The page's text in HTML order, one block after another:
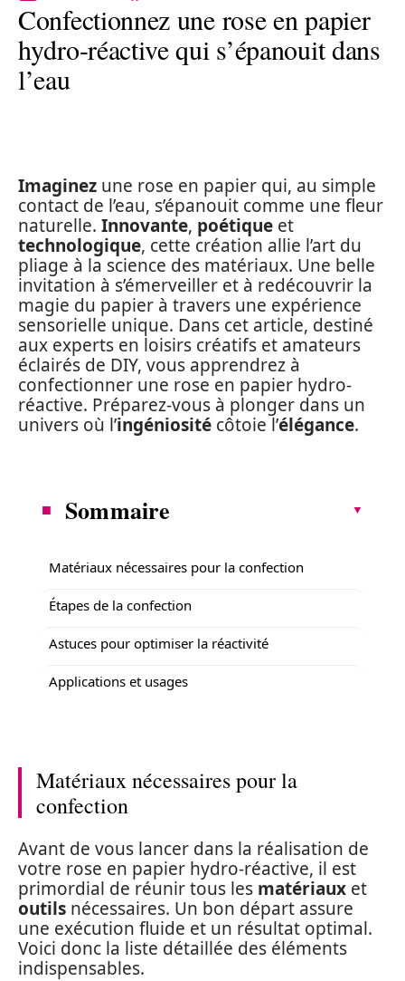
Confectionnez une rose en papier
hydro-réactive qui s’épanouit dans
l’eau
Imaginez une rose en papier qui, au simple
contact de l’eau, s’épanouit comme une fleur
naturelle. Innovante, poétique et
technologique, cette création allie l’art du
pliage à la science des matériaux. Une belle
invitation à s’émerveiller et à redécouvrir la
magie du papier à travers une expérience
sensorielle unique. Dans cet article, destiné
aux experts en loisirs créatifs et amateurs
éclairés de DIY, vous apprendrez à
confectionner une rose en papier hydro-
réactive. Préparez-vous à plonger dans un
univers où l’ingéniosité côtoie l’élégance.
Sommaire
Matériaux nécessaires pour la confection
Étapes de la confection
Astuces pour optimiser la réactivité
Applications et usages
Matériaux nécessaires pour la
confection
Avant de vous lancer dans la réalisation de
votre rose en papier hydro-réactive, il est
primordial de réunir tous les matériaux et
outils nécessaires. Un bon départ assure
une exécution fluide et un résultat optimal.
Voici donc la liste détaillée des éléments
indispensables.